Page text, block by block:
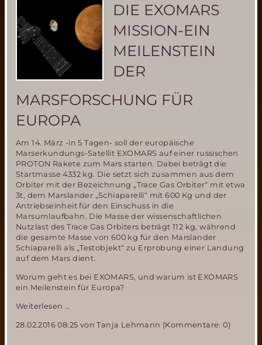
Roten
Planeten
ein
hörenswerter
Radiobeitrag
DIE EXOMARS
MISSION-EIN
MEILENSTEIN
DER
MARSFORSCHUNG FÜR
EUROPA
Am 14. März -in 5 Tagen- soll der europäische
Marserkundungs-Satellit EXOMARS auf einer russischen
PROTON Rakete zum Mars starten. Dabei beträgt die
Startmasse 4332 kg. Die setzt sich zusammen aus dem
Orbiter mit der Bezeichnung „Trace Gas Orbiter“ mit etwa
3t, dem Marslander „Schiaparelli“ mit 600 Kg und der
Antriebseinheit für den Einschuss in die
Marsumlaufbahn. Die Masse der wissenschaftlichen
Nutzlast des Trace Gas Orbiters beträgt 112 kg, während
die gesamte Masse von 600 kg für den Marslander
Schiaparelli als „Testobjekt“ zu Erprobung einer Landung
auf dem Mars dient.
Worum geht es bei EXOMARS, und warum ist EXOMARS
ein Meilenstein für Europa?
Weiterlesen …
Mission-
28.02.2016 08:25 von Tanja Lehmann (Kommentare: 0)